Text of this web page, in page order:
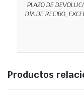
PLAZO DE
DÍA DE RECIBO,
Productos